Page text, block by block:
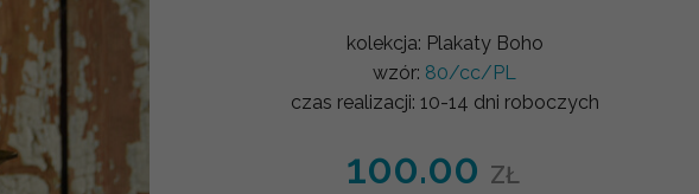
kolekcja: Plakaty Boho
wzór: 80/cc/PL
czas realizacji: 10-14 dni roboczych
100.00 ZŁ